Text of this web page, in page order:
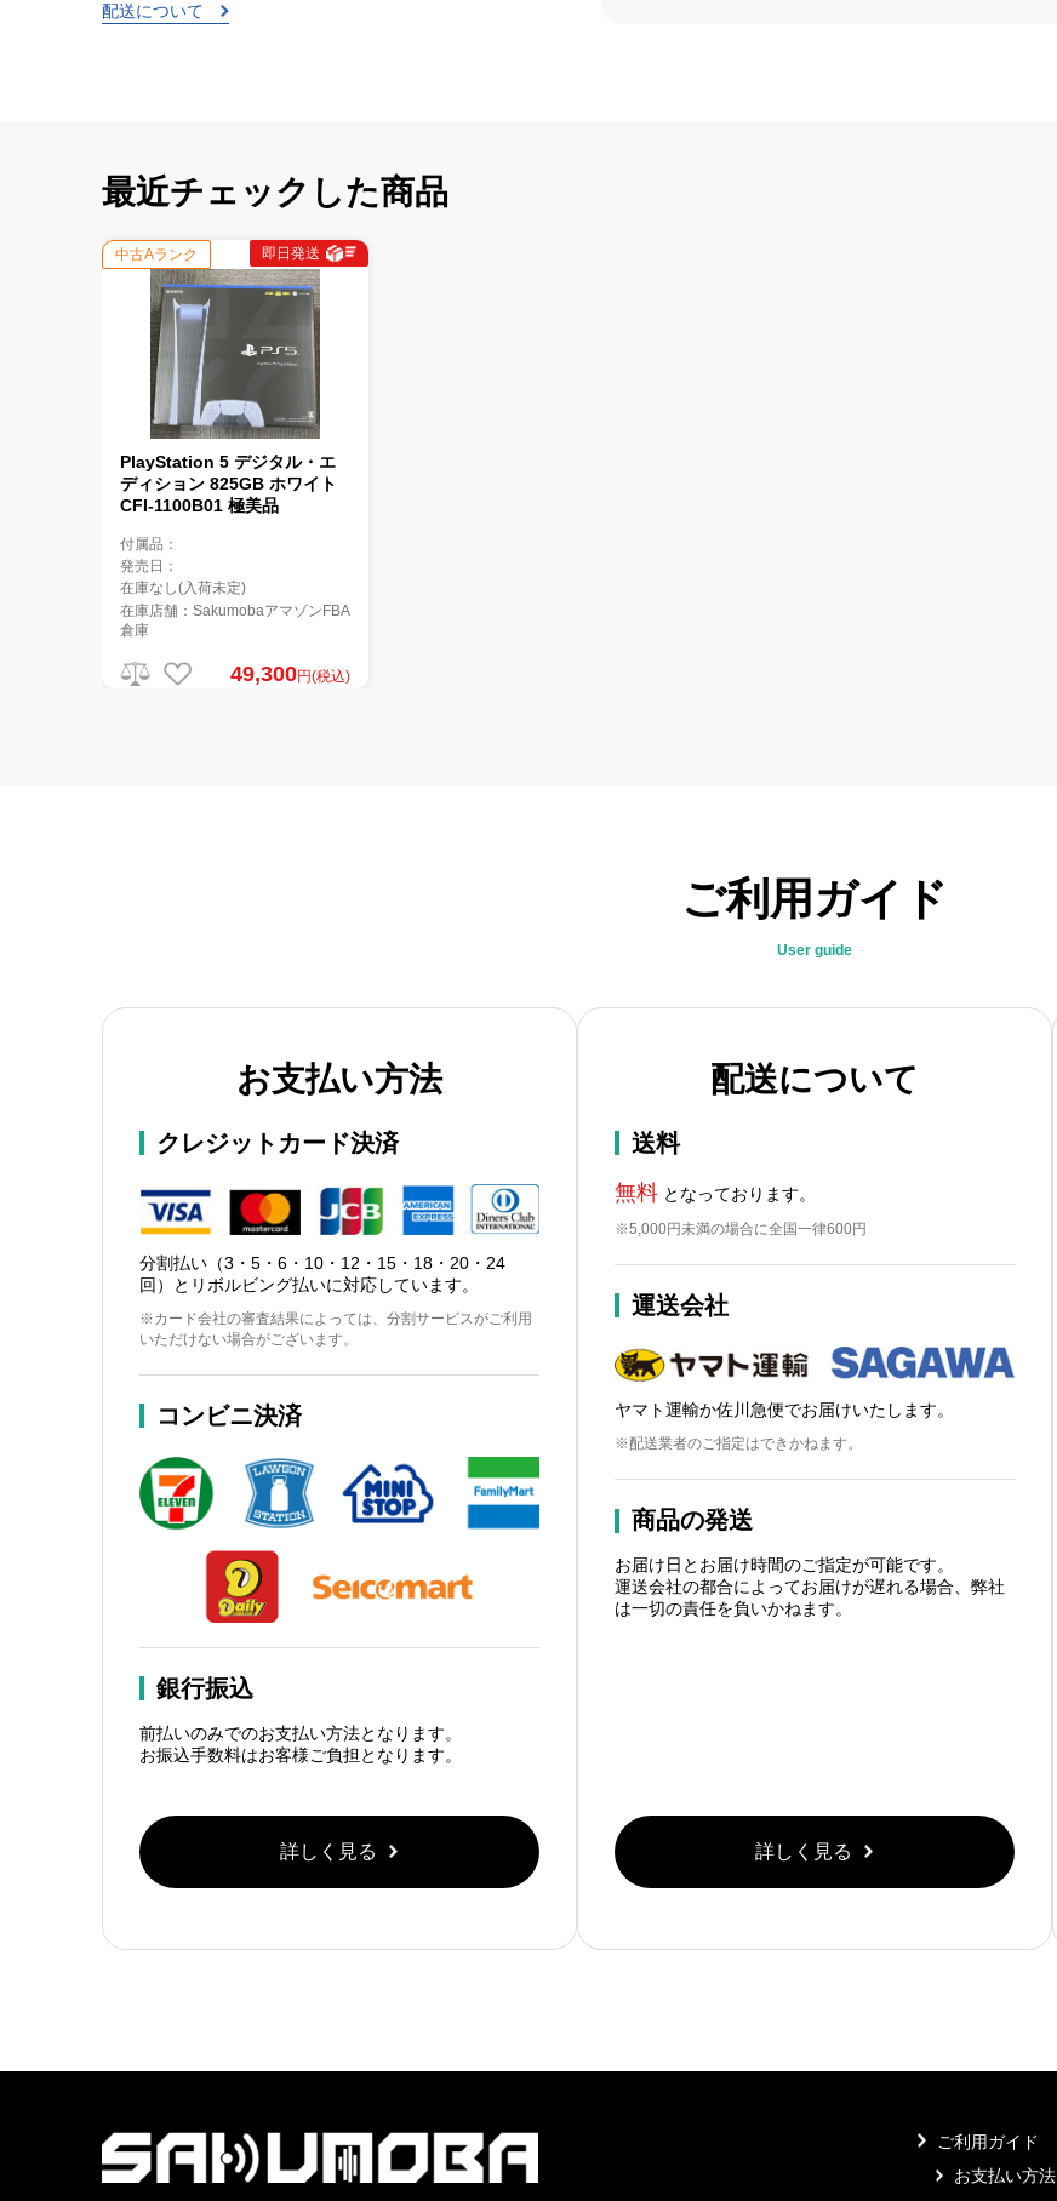
配送について
最近チェックした商品
中古Aランク 即日発送
PlayStation 5 デジタル・エ
ディション 825GB ホワイト
CFI-1100B01 極美品
付属品：
発売日：
在庫なし(入荷未定)
在庫店舗：SakumobaアマゾンFBA
倉庫
49,300円(税込)
ご利用ガイド
User guide
お支払い方法
クレジットカード決済
分割払い（3・5・6・10・12・15・18・20・24
回）とリボルビング払いに対応しています。
※カード会社の審査結果によっては、分割サービスがご利用
いただけない場合がございます。
コンビニ決済
銀行振込
前払いのみでのお支払い方法となります。
お振込手数料はお客様ご負担となります。
詳しく見る
配送について
送料
無料となっております。
※5,000円未満の場合に全国一律600円
運送会社
ヤマト運輸か佐川急便でお届けいたします。
※配送業者のご指定はできかねます。
商品の発送
お届け日とお届け時間のご指定が可能です。
運送会社の都合によってお届けが遅れる場合、弊社
は一切の責任を負いかねます。
詳しく見る
ご利用ガイド
お支払い方法